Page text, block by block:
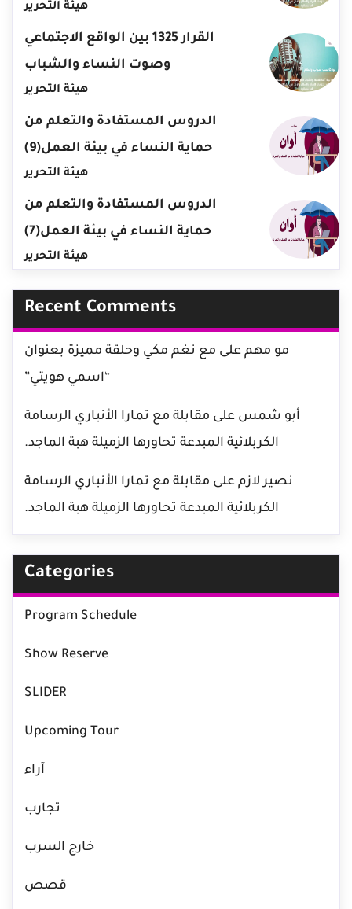
هيئة التحرير
القرار 1325 بين الواقع الاجتماعي
وصوت النساء والشباب
هيئة التحرير
الدروس المستفادة والتعلم من
حماية النساء في بيئة العمل(9)
هيئة التحرير
الدروس المستفادة والتعلم من
حماية النساء في بيئة العمل(7)
هيئة التحرير
Recent Comments
مو مهم على مع نغم مكي وحلقة مميزة بعنوان
“اسمي هويتي”
أبو شمس على مقابلة مع تمارا الأنباري الرسامة
الكربلائية المبدعة تحاورها الزميلة هبة الماجد.
نصير لازم على مقابلة مع تمارا الأنباري الرسامة
الكربلائية المبدعة تحاورها الزميلة هبة الماجد.
Categories
Program Schedule
Show Reserve
SLIDER
Upcoming Tour
آراء
تجارب
خارج السرب
قصص